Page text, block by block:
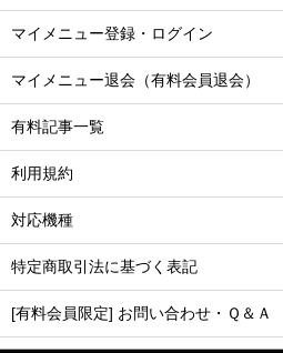
マイメニュー登録・ログイン
マイメニュー退会（有料会員退会）
有料記事一覧
利用規約
対応機種
特定商取引法に基づく表記
[有料会員限定] お問い合わせ・Ｑ＆Ａ